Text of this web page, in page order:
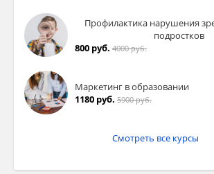
Профилактика нарушения
подростков
800 руб. 4000 руб.
Маркетинг в образовании
1180 руб. 5900 руб.
Смотреть все курсы